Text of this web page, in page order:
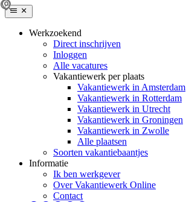
Werkzoekend
Direct inschrijven
Inloggen
Alle vacatures
Vakantiewerk per plaats
Vakantiewerk in Amsterdam
Vakantiewerk in Rotterdam
Vakantiewerk in Utrecht
Vakantiewerk in Groningen
Vakantiewerk in Zwolle
Alle plaatsen
Soorten vakantiebaantjes
Informatie
Ik ben werkgever
Over Vakantiewerk Online
Contact